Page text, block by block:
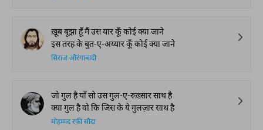
ख़ूब बूझा हूँ मैं उस यार कूँ कोई क्या जाने
इस तरह के बुत-ए-अय्यार कूँ कोई क्या जाने
सिराज औरंगाबादी
जो गुल है याँ सो उस गुल-ए-रुख़्सार साथ है
क्या गुल है वो कि जिस के ये गुलज़ार साथ है
मोहम्मद रफ़ी सौदा